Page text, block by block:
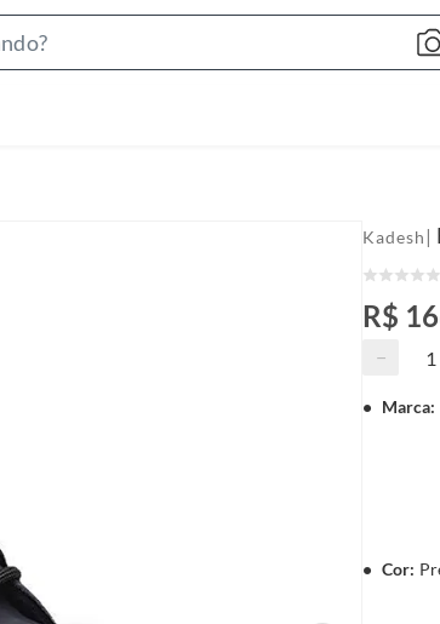
Kadesh |
R$
−
Marca:
Cor: